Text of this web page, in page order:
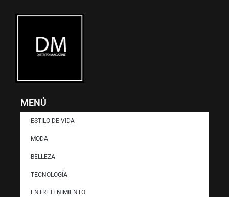
MENÚ
ESTILO DE VIDA
MODA
BELLEZA
TECNOLOGÍA
ENTRETENIMIENTO